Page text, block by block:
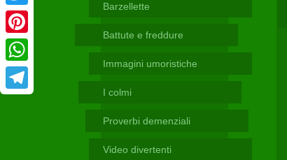
Barzellette
Battute e freddure
Immagini umoristiche
I colmi
Proverbi demenziali
Video divertenti
Twitter
Pinterest
WhatsApp